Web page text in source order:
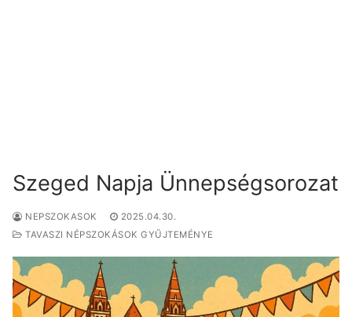
Szeged Napja Ünnepségsorozat
NEPSZOKASOK
2025.04.30.
TAVASZI NÉPSZOKÁSOK GYŰJTEMÉNYE